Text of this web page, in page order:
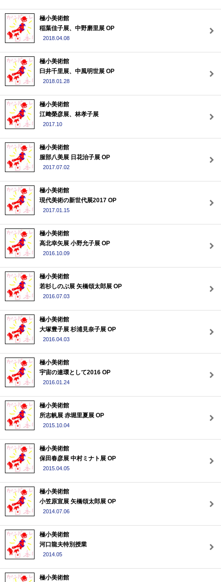
極小美術館
稲葉佳子展、中野磨里展 OP
2018.04.08
極小美術館
臼井千里展、中風明世展 OP
2018.01.28
極小美術館
江﨑榮彦展、林孝子展
2017.10
極小美術館
服部八美展 日花治子展 OP
2017.07.02
極小美術館
現代美術の新世代展2017 OP
2017.01.15
極小美術館
高北幸矢展 小野允子展 OP
2016.10.09
極小美術館
若杉しのぶ展 矢橋頌太郎展 OP
2016.07.03
極小美術館
大塚豊子展 杉浦見奈子展 OP
2016.04.03
極小美術館
宇宙の連環として2016 OP
2016.01.24
極小美術館
所志帆展 赤堀里夏展 OP
2015.10.04
極小美術館
保田春彦展 中村ミナト展 OP
2015.04.05
極小美術館
小笠原宣展 矢橋頌太郎展 OP
2014.07.06
極小美術館
河口龍夫特別授業
2014.05
極小美術館